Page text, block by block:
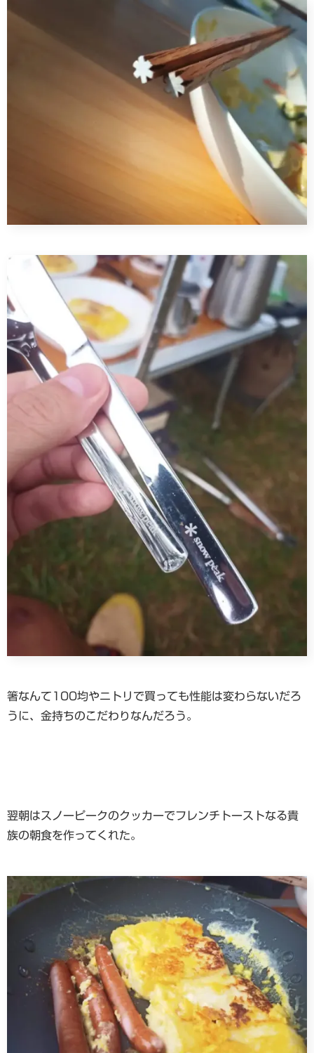
箸なんて100均やニトリで買っても性能は変わらないだろ
うに、金持ちのこだわりなんだろう。
翌朝はスノーピークのクッカーでフレンチトーストなる貴
族の朝食を作ってくれた。